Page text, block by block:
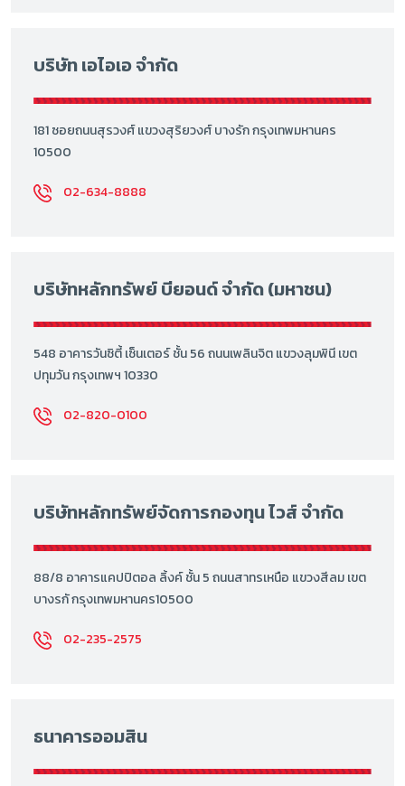
บริษัท เอไอเอ จำกัด
181 ซอยถนนสุรวงศ์ แขวงสุริยวงศ์ บางรัก กรุงเทพมหานคร
10500
02-634-8888
บริษัทหลักทรัพย์ บียอนด์ จำกัด (มหาชน)
548 อาคารวันซิตี้ เซ็นเตอร์ ชั้น 56 ถนนเพลินจิต แขวงลุมพินี เขต
ปทุมวัน กรุงเทพฯ 10330
02-820-0100
บริษัทหลักทรัพย์จัดการกองทุน ไวส์ จำกัด
88/8 อาคารแคปปิตอล ลิ้งค์ ชั้น 5 ถนนสาทรเหนือ แขวงสีลม เขต
บางรกั กรุงเทพมหานคร10500
02-235-2575
ธนาคารออมสิน